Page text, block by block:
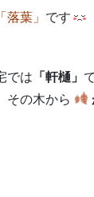
「落葉」 です
では 「軒樋」
の木から